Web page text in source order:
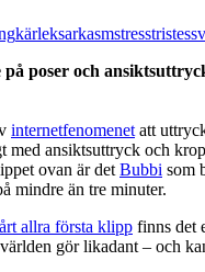
kärleksarkasmstresstristess
på poser och
internetfenomenet att
med ansiktsuttryck och
ovan är det Bubbi som
mindre än tre minuter.
allra första klipp finns det
gör likadant – och